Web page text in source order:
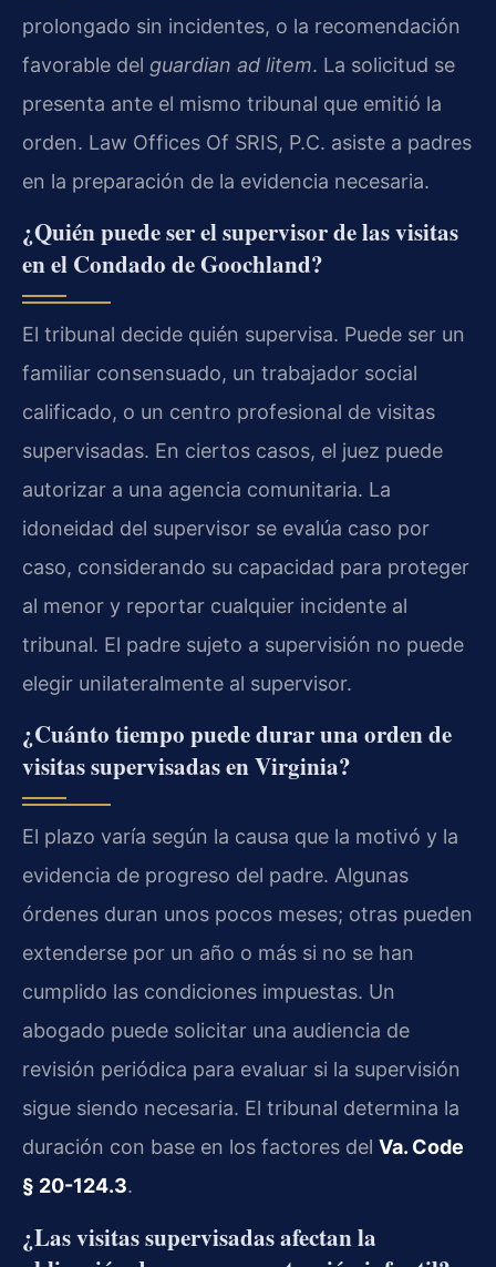
prolongado sin incidentes, o la recomendación
favorable del guardian ad litem. La solicitud se
presenta ante el mismo tribunal que emitió la
orden. Law Offices Of SRIS, P.C. asiste a padres
en la preparación de la evidencia necesaria.
¿Quién puede ser el supervisor de las visitas
en el Condado de Goochland?
El tribunal decide quién supervisa. Puede ser un
familiar consensuado, un trabajador social
calificado, o un centro profesional de visitas
supervisadas. En ciertos casos, el juez puede
autorizar a una agencia comunitaria. La
idoneidad del supervisor se evalúa caso por
caso, considerando su capacidad para proteger
al menor y reportar cualquier incidente al
tribunal. El padre sujeto a supervisión no puede
elegir unilateralmente al supervisor.
¿Cuánto tiempo puede durar una orden de
visitas supervisadas en Virginia?
El plazo varía según la causa que la motivó y la
evidencia de progreso del padre. Algunas
órdenes duran unos pocos meses; otras pueden
extenderse por un año o más si no se han
cumplido las condiciones impuestas. Un
abogado puede solicitar una audiencia de
revisión periódica para evaluar si la supervisión
sigue siendo necesaria. El tribunal determina la
duración con base en los factores del Va. Code
§ 20-124.3.
¿Las visitas supervisadas afectan la